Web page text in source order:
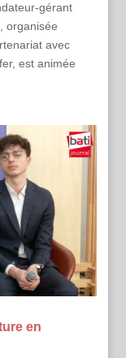
gérant
organisée
avec
est animée
en